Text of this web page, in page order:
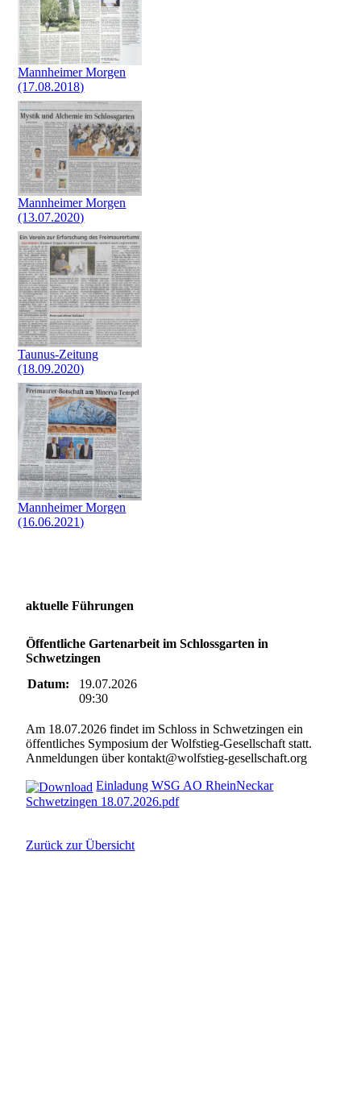
Mannheimer Morgen
(17.08.2018)
Mannheimer Morgen
(13.07.2020)
Taunus-Zeitung
(18.09.2020)
Mannheimer Morgen
(16.06.2021)
aktuelle Führungen
Öffentliche Gartenarbeit im Schlossgarten in
Schwetzingen
Datum:
19.07.2026
09:30
Am 18.07.2026 findet im Schloss in Schwetzingen ein
öffentliches Symposium der Wolfstieg-Gesellschaft statt.
Anmeldungen über kontakt@wolfstieg-gesellschaft.org
Einladung WSG AO RheinNeckar
Schwetzingen 18.07.2026.pdf
Zurück zur Übersicht